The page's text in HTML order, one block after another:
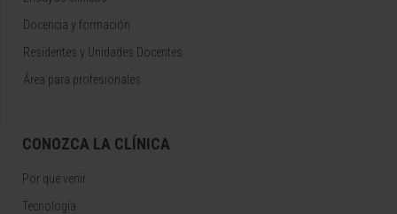
Docencia y formación
Residentes y Unidades Docentes
Área para profesionales
CONOZCA LA CLÍNICA
Por qué venir
Tecnología